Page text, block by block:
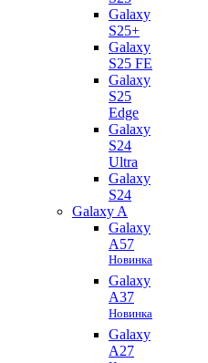
Galaxy
S25+
Galaxy
S25 FE
Galaxy
S25
Edge
Galaxy
S24
Ultra
Galaxy
S24
Galaxy A
Galaxy
A57
Новинка
Galaxy
A37
Новинка
Galaxy
A27